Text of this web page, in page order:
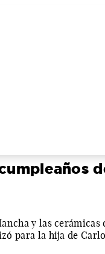
y las cerámicas
para la hija de